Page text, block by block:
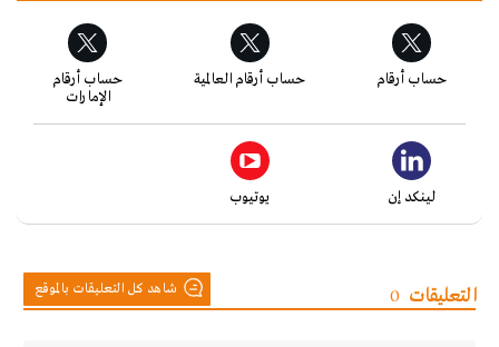
حساب أرقام
الإمارات
حساب أرقام العالمية حساب أرقام
يوتيوب لينكد إن
شاهد كل التعليقات بالموقع التعليقات 0